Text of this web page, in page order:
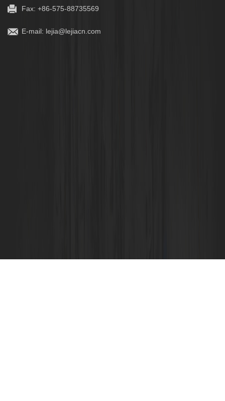
Fax: +86-575-88735569
E-mail: lejia@lejiacn.com